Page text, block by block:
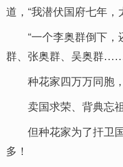
道，“我潜伏国府七年
“一个李奥群倒下
群、张奥群、吴奥群
种花家四万万同胞
卖国求荣、背典忘
但种花家为了扞卫
多！